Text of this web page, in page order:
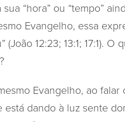
“hora” ou “tempo”
Evangelho, essa
12:23; 13:1; 17:1).
Evangelho, ao
dando à luz sente